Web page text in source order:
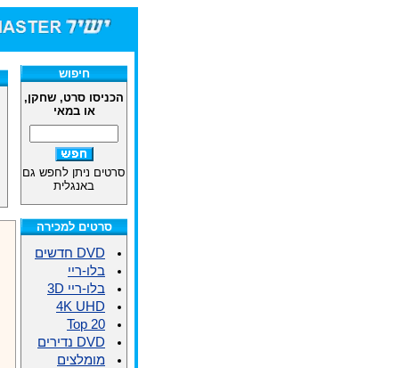
חיפוש
הכניסו סרט, שחקן,
או במאי
סרטים ניתן לחפש גם
באנגלית
סרטים למכירה
DVD חדשים
בלו-ריי
בלו-ריי 3D
4K UHD
Top 20
DVD נדירים
מומלצים